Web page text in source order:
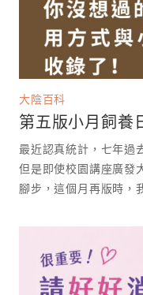
大陰百科
第五版小月飼養
最近認真統計，七年過
但是即使校園講座廣發
腳步，這個月再版時，